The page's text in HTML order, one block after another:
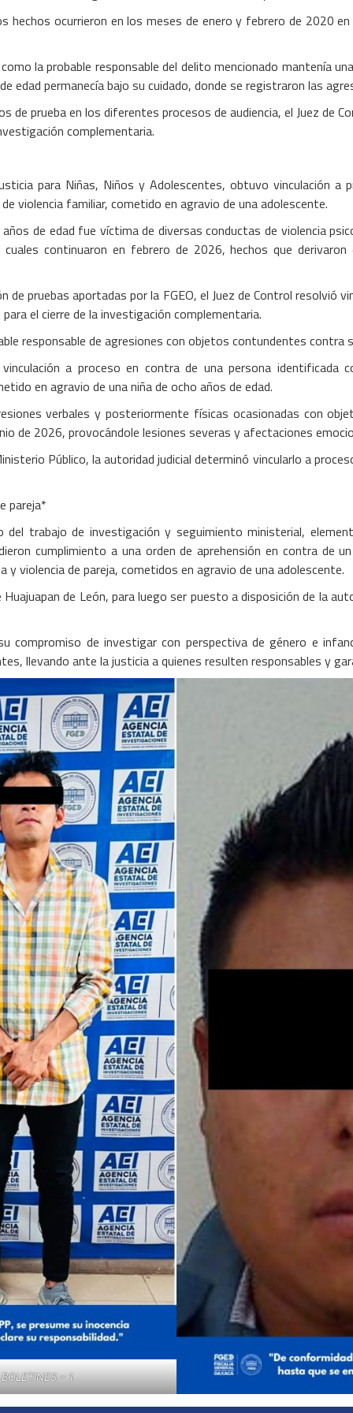
hechos ocurrieron en los meses de enero y febrero de 2020
la probable responsable del delito mencionado mantenía
edad permanecía bajo su cuidado, donde se registraron las
de prueba en los diferentes procesos de audiencia, el Juez de
complementaria.
para Niñas, Niños y Adolescentes, obtuvo vinculación
violencia familiar, cometido en agravio de una adolescente.
de edad fue víctima de diversas conductas de violencia
continuaron en febrero de 2026, hechos que
de pruebas aportadas por la FGEO, el Juez de Control resolvió
el cierre de la investigación complementaria.
responsable de agresiones con objetos contundentes contra
a proceso en contra de una persona identificada
en agravio de una niña de ocho años de edad.
verbales y posteriormente físicas ocasionadas con
de 2026, provocándole lesiones severas y afectaciones
Público, la autoridad judicial determinó vincularlo a
pareja*
trabajo de investigación y seguimiento ministerial,
cumplimiento a una orden de aprehensión en contra de
y violencia de pareja, cometidos en agravio de una adolescente.
de León, para luego ser puesto a disposición de la
compromiso de investigar con perspectiva de género e
llevando ante la justicia a quienes resulten responsables y
– 1